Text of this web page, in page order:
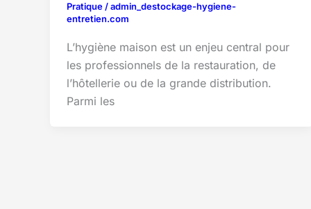
Pratique /admin_destockage-hygiene-
entretien.com
L’hygiène maison est un enjeu central pour
les professionnels de la restauration, de
l’hôtellerie ou de la grande distribution.
Parmi les